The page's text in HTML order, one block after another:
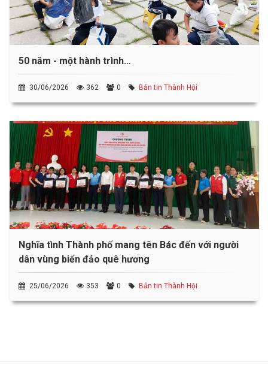
50 năm - một hành trình…
30/06/2026 362 0 Bản tin Thành Hội
Nghĩa tình Thành phố mang tên Bác đến với người
dân vùng biển đảo quê hương
25/06/2026 353 0 Bản tin Thành Hội